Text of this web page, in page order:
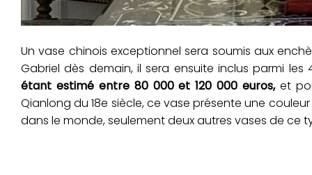
Un vase chinois exceptionnel sera soumis aux
Gabriel dès demain, il sera ensuite inclus parmi
étant estimé entre 80 000 et 120 000 euros,et
Qianlong du 18e siècle, ce vase présente une
dans le monde, seulement deux autres vases de